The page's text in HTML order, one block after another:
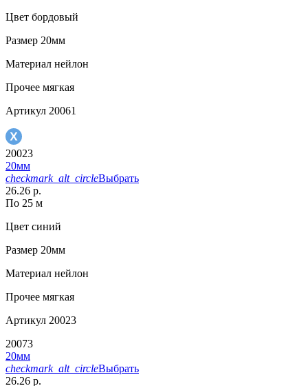
Цвет бордовый
Размер 20мм
Материал нейлон
Прочее мягкая
Артикул 20061
20023
20мм
checkmark_alt_circleВыбрать
26.26 р.
По 25 м
Цвет синий
Размер 20мм
Материал нейлон
Прочее мягкая
Артикул 20023
20073
20мм
checkmark_alt_circleВыбрать
26.26 р.